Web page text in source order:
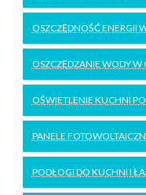
OSZCZĘDNOŚĆ ENERGII
OSZCZĘDZANIE WODY W
OŚWIETLENIE KUCHNI
PANELE
PODŁOGI DO KUCHNI I